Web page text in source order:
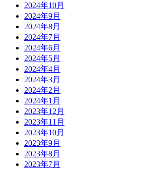
2024年10月
2024年9月
2024年8月
2024年7月
2024年6月
2024年5月
2024年4月
2024年3月
2024年2月
2024年1月
2023年12月
2023年11月
2023年10月
2023年9月
2023年8月
2023年7月